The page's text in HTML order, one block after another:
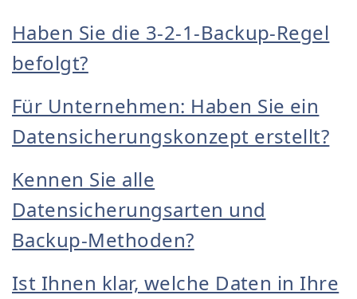
Haben Sie die 3-2-1-Backup-Regel
befolgt?
Für Unternehmen: Haben Sie ein
Datensicherungskonzept erstellt?
Kennen Sie alle
Datensicherungsarten und
Backup-Methoden?
Ist Ihnen klar, welche Daten in Ihre